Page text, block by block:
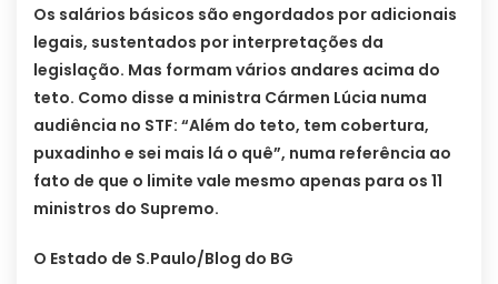
Os salários básicos são engordados por adicionais
legais, sustentados por interpretações da
legislação. Mas formam vários andares acima do
teto. Como disse a ministra Cármen Lúcia numa
audiência no STF: “Além do teto, tem cobertura,
puxadinho e sei mais lá o quê”, numa referência ao
fato de que o limite vale mesmo apenas para os 11
ministros do Supremo.
O Estado de S.Paulo/Blog do BG